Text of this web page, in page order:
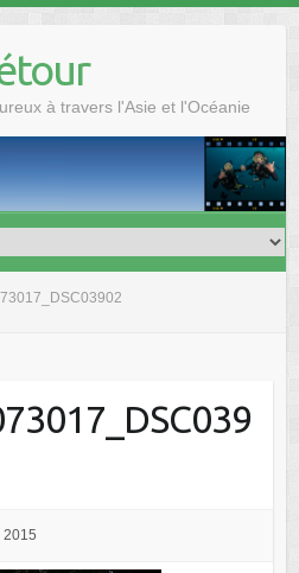
à travers l'Asie et l'Océanie
2015